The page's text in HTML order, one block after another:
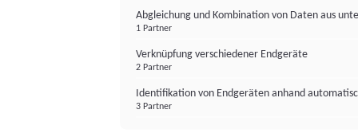
Abgleichung und Kombination von Daten aus
1 Partner
Verknüpfung verschiedener Endgeräte
2 Partner
Identifikation von Endgeräten anhand
3 Partner